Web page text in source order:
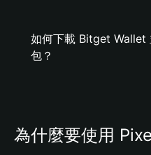
如何下載 Bitget Wallet
包？
為什麼要使用